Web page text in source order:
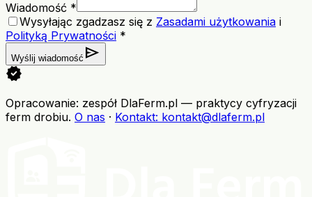
Wiadomość *
Wysyłając zgadzasz się z Zasadami użytkowania i
Polityką Prywatności *
Wyślij wiadomość send
verified
Opracowanie: zespół DlaFerm.pl — praktycy cyfryzacji
ferm drobiu. O nas · Kontakt: kontakt@dlaferm.pl